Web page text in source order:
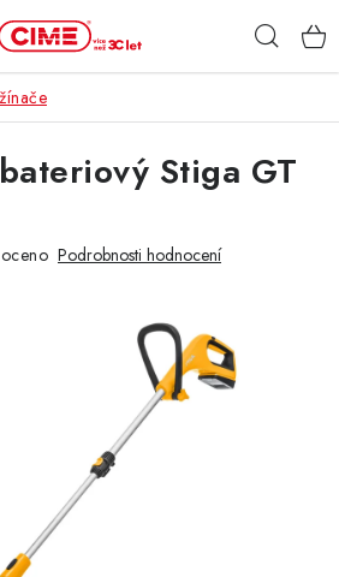
Stiga GT
Podrobnosti hodnocení